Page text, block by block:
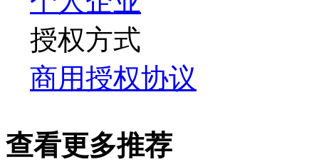
授权方式
商用授权协议
查看更多推荐